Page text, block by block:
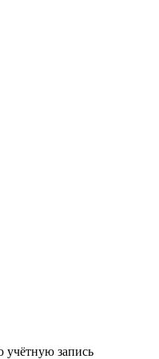
учётную запись